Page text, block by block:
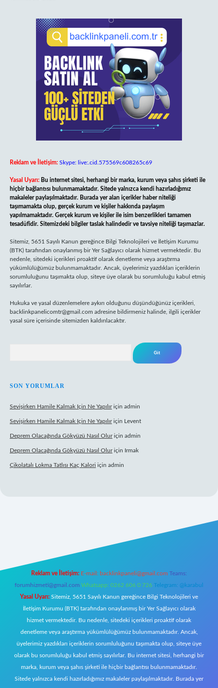
Reklam ve İletişim: Skype: live:.cid.575569c608265c69
Yasal Uyarı: Bu internet sitesi, herhangi bir marka, kurum veya şahıs şirketi ile
hiçbir bağlantısı bulunmamaktadır. Sitede yalnızca kendi hazırladığımız
makaleler paylaşılmaktadır. Burada yer alan içerikler haber niteliği
taşımamakta olup, gerçek kurum ve kişiler hakkında paylaşım
yapılmamaktadır. Gerçek kurum ve kişiler ile isim benzerlikleri tamamen
tesadüfidir. Sitemizdeki bilgiler taslak halindedir ve tavsiye niteliği taşımazlar.
Sitemiz, 5651 Sayılı Kanun gereğince Bilgi Teknolojileri ve İletişim Kurumu
(BTK) tarafından onaylanmış bir Yer Sağlayıcı olarak hizmet vermektedir. Bu
nedenle, sitedeki içerikleri proaktif olarak denetleme veya araştırma
yükümlülüğümüz bulunmamaktadır. Ancak, üyelerimiz yazdıkları içeriklerin
sorumluluğunu taşımakta olup, siteye üye olarak bu sorumluluğu kabul etmiş
sayılırlar.
Hukuka ve yasal düzenlemelere aykırı olduğunu düşündüğünüz içerikleri,
backlinkpanelicomtr@gmail.com adresine bildirmeniz halinde, ilgili içerikler
yasal süre içerisinde sitemizden kaldırılacaktır.
SON YORUMLAR
Sevişirken Hamile Kalmak Için Ne Yapılıriçin admin
Sevişirken Hamile Kalmak Için Ne Yapılıriçin Levent
Deprem Olacağında Gökyüzü Nasıl Oluriçin admin
Deprem Olacağında Gökyüzü Nasıl Oluriçin Irmak
Çikolatalı Lokma Tatlısı Kaç Kalori için admin
Reklam ve İletişim: E-mail: backlinkpaneli@gmail.com Teams:
forumhizmeti@gmail.com Whatsapp: 0262 606 0 726 Telegram: @karabul
Yasal Uyarı: Sitemiz, 5651 Sayılı Kanun gereğince Bilgi Teknolojileri ve
İletişim Kurumu (BTK) tarafından onaylanmış bir Yer Sağlayıcı olarak
hizmet vermektedir. Bu nedenle, sitedeki içerikleri proaktif olarak
denetleme veya araştırma yükümlülüğümüz bulunmamaktadır. Ancak,
üyelerimiz yazdıkları içeriklerin sorumluluğunu taşımakta olup, siteye üye
olarak bu sorumluluğu kabul etmiş sayılırlar. Bu internet sitesi, herhangi bir
marka, kurum veya şahıs şirketi ile hiçbir bağlantısı bulunmamaktadır.
Sitede yalnızca kendi hazırladığımız makaleler paylaşılmaktadır. Burada yer